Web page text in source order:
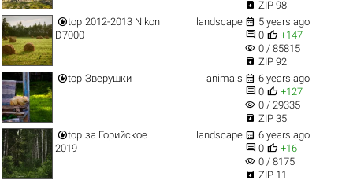
 ZIP 98
top 2012-2013 Nikon
D7000
landscape  5 years ago
 0  +147
visibility 0 / 85815
 ZIP 92
top Зверушки animals  6 years ago
 0  +127
visibility 0 / 29335
 ZIP 35
top за Горийское
2019
landscape  6 years ago
 0  +16
visibility 0 / 8175
 ZIP 11